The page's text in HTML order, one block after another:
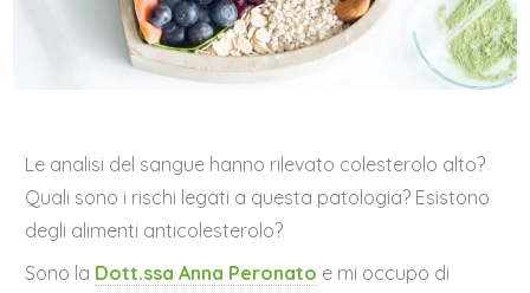
Le analisi del sangue hanno rilevato colesterolo alto?
Quali sono i rischi legati a questa patologia? Esistono
degli alimenti anticolesterolo?
Sono la Dott.ssa Anna Peronato e mi occupo di